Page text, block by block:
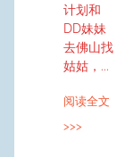
计划和
DD妹妹
去佛山找
姑姑，...
阅读全文
>>>